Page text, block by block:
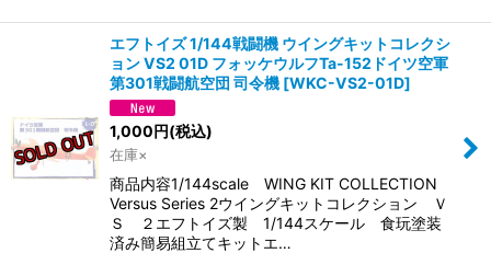
エフトイズ 1/144戦闘機 ウイングキットコレクシ
ョン VS2 01D フォッケウルフTa-152ドイツ空軍
第301戦闘航空団 司令機 [WKC-VS2-01D]
1,000円(税込)
在庫×
商品内容1/144scale WING KIT COLLECTION
Versus Series 2ウイングキットコレクション Ｖ
Ｓ ２エフトイズ製 1/144スケール 食玩塗装
済み簡易組立てキットエ…